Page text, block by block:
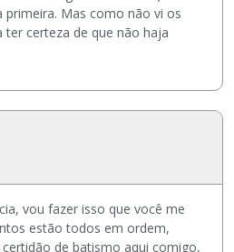
primeira. Mas como não vi os
certeza de que não haja
vou fazer isso que você me
estão todos em ordem,
de batismo aqui comigo,